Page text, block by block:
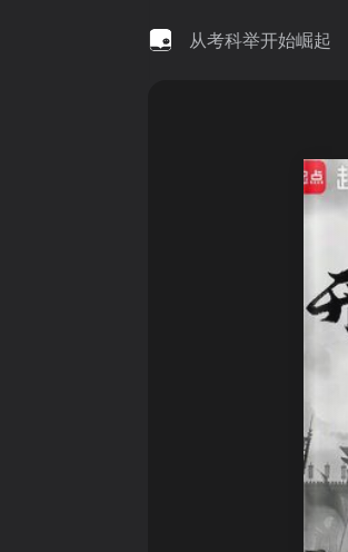
从考科举开始崛起